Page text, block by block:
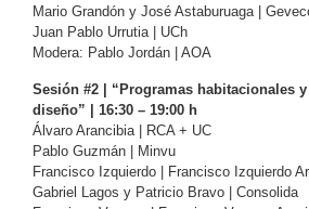
Mario Grandón y José Astaburuaga |
Juan Pablo Urrutia | UCh
Modera: Pablo Jordán | AOA
Sesión #2 | “Programas habitacionales
diseño” | 16:30 – 19:00 h
Álvaro Arancibia | RCA + UC
Pablo Guzmán | Minvu
Francisco Izquierdo | Francisco Izquierdo
Gabriel Lagos y Patricio Bravo | Consolida